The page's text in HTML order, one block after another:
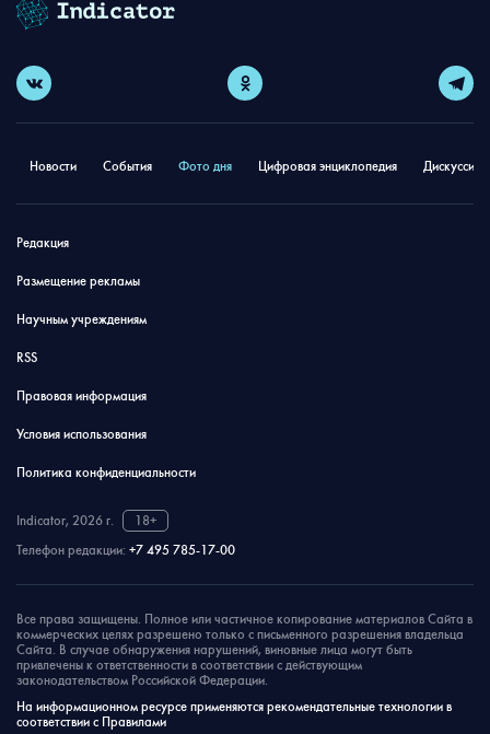
Новости События Фото дня Цифровая энциклопедия
Редакция
Размещение рекламы
Научным учреждениям
RSS
Правовая информация
Условия использования
Политика конфиденциальности
Indicator, 2026 г.
18+
Телефон редакции: +7 495 785-17-00
Все права защищены. Полное или частичное копирование материалов Сайта в
коммерческих целях разрешено только с письменного разрешения владельца
Сайта. В случае обнаружения нарушений, виновные лица могут быть
привлечены к ответственности в соответствии с действующим
законодательством Российской Федерации.
На информационном ресурсе применяются рекомендательные технологии в
соответствии с Правилами